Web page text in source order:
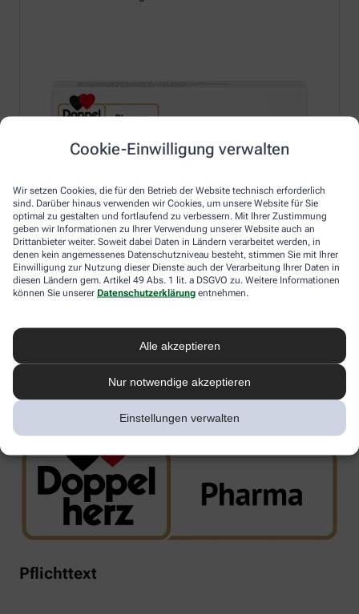
Cookie-Einwilligung verwalten
Wir setzen Cookies, die für den Betrieb der Website technisch erforderlich
sind. Darüber hinaus verwenden wir Cookies, um unsere Website für Sie
optimal zu gestalten und fortlaufend zu verbessern. Mit Ihrer Zustimmung
geben wir Informationen zu Ihrer Verwendung unserer Website auch an
Drittanbieter weiter. Soweit dabei Daten in Ländern verarbeitet werden, in
denen kein angemessenes Datenschutzniveau besteht, stimmen Sie mit Ihrer
Einwilligung zur Nutzung dieser Dienste auch der Verarbeitung Ihrer Daten in
diesen Ländern gem. Artikel 49 Abs. 1 lit. a DSGVO zu. Weitere Informationen
können Sie unserer Datenschutzerklärung entnehmen.
Alle akzeptieren
Nur notwendige akzeptieren
Einstellungen verwalten
Erfahren Sie mehr unter:
Pflichttext